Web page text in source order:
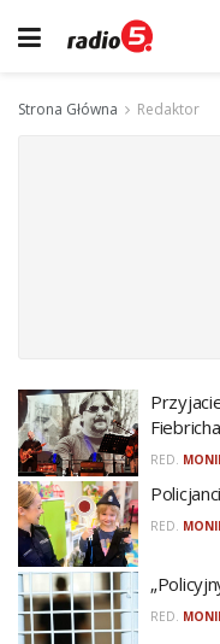
Strona Główna Redaktor
Fiebricha
RED.
RED.
RED.